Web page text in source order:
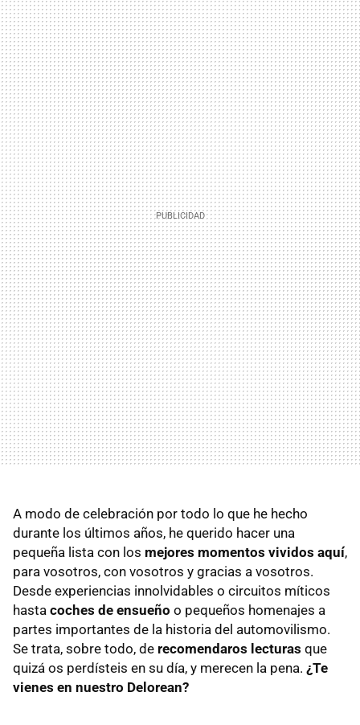
A modo de celebración por todo lo que he hecho
durante los últimos años, he querido hacer una
pequeña lista con los mejores momentos vividos aquí,
para vosotros, con vosotros y gracias a vosotros.
Desde experiencias innolvidables o circuitos míticos
hasta coches de ensueño o pequeños homenajes a
partes importantes de la historia del automovilismo.
Se trata, sobre todo, de recomendaros lecturas que
quizá os perdísteis en su día, y merecen la pena. ¿Te
vienes en nuestro Delorean?